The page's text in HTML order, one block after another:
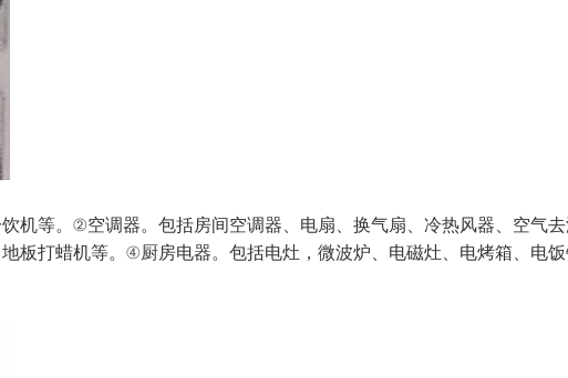
机等。②空调器。包括房间空调器、电扇、换气扇、冷热风器、空气
板打蜡机等。④厨房电器。包括电灶，微波炉、电磁灶、电烤箱、电